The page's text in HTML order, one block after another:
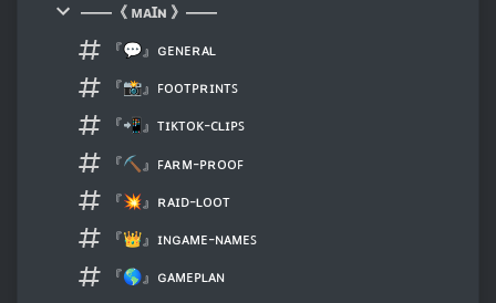
——《 ᴍᴀꞮɴ 》——
『💬』ɢᴇɴᴇʀᴀʟ
『📸』ꜰᴏᴏᴛᴘʀɪɴᴛꜱ
『📲』ᴛɪᴋᴛᴏᴋ-ᴄʟɪᴘꜱ
『⛏』ꜰᴀʀᴍ-ᴘʀᴏᴏꜰ
『💥』ʀᴀɪᴅ-ʟᴏᴏᴛ
『👑』ɪɴɢᴀᴍᴇ-ɴᴀᴍᴇꜱ
『🌎』ɢᴀᴍᴇᴘʟᴀɴ